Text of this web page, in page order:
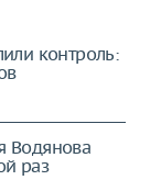
контроль:
Водянова
раз